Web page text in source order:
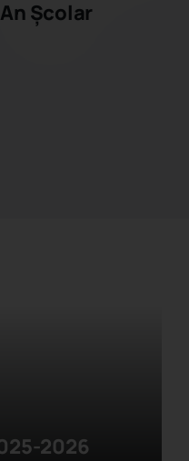
Școlar
2026